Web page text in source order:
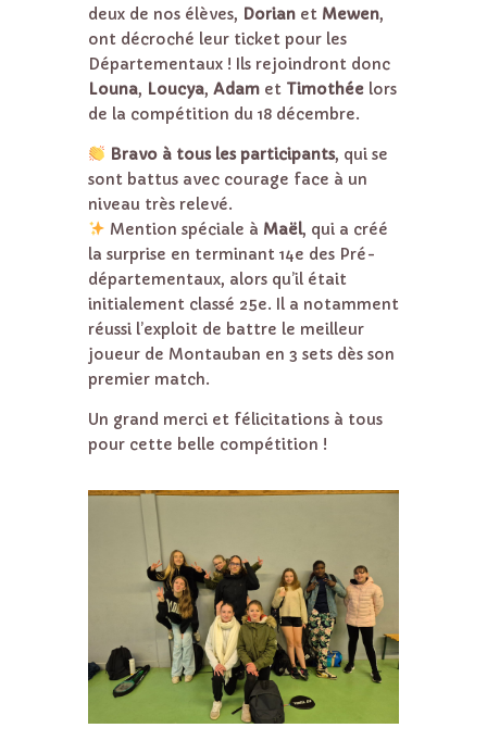
deux de nos élèves, Dorianet Mewen,
ont décroché leur ticket pour les
Départementaux ! Ils rejoindront donc
Louna, Loucya, Adamet Timothéelors
de la compétition du 18 décembre.
Bravo à tous les participants, qui se
sont battus avec courage face à un
niveau très relevé.
Mention spéciale à Maël, qui a créé
la surprise en terminant 14e des Pré-
départementaux, alors qu’il était
initialement classé 25e. Il a notamment
réussi l’exploit de battre le meilleur
joueur de Montauban en 3 sets dès son
premier match.
Un grand merci et félicitations à tous
pour cette belle compétition !